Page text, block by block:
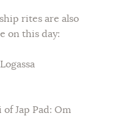
rites are also
on this day:
of Jap Pad: Om